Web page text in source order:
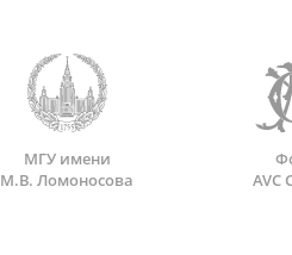
МГУ имени
М.В. Ломоносова
AVC